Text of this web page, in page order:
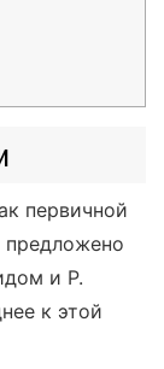
первичной
и Р.
к этой